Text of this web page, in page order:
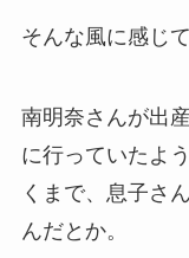
そんな風に感じ
南明奈さんが出
に行っていたよ
くまで、息子さ
んだとか。